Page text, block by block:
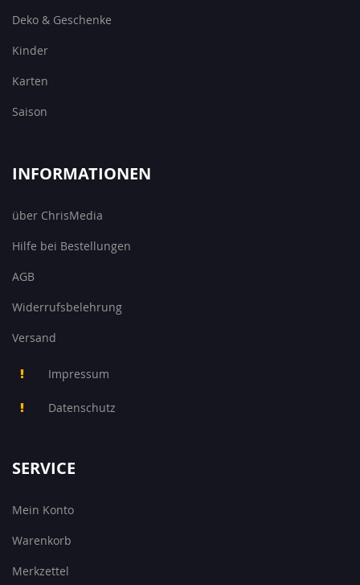
Deko & Geschenke
Kinder
Karten
Saison
INFORMATIONEN
über ChrisMedia
Hilfe bei Bestellungen
AGB
Widerrufsbelehrung
Versand
Impressum
Datenschutz
SERVICE
Mein Konto
Warenkorb
Merkzettel